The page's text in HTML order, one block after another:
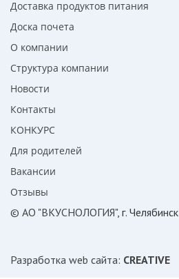
Доставка продуктов питания
Доска почета
О компании
Структура компании
Новости
Контакты
КОНКУРС
Для родителей
Вакансии
Отзывы
© АО "ВКУСНОЛОГИЯ", г. Челябинск
Разработка web сайта: CREATIVE